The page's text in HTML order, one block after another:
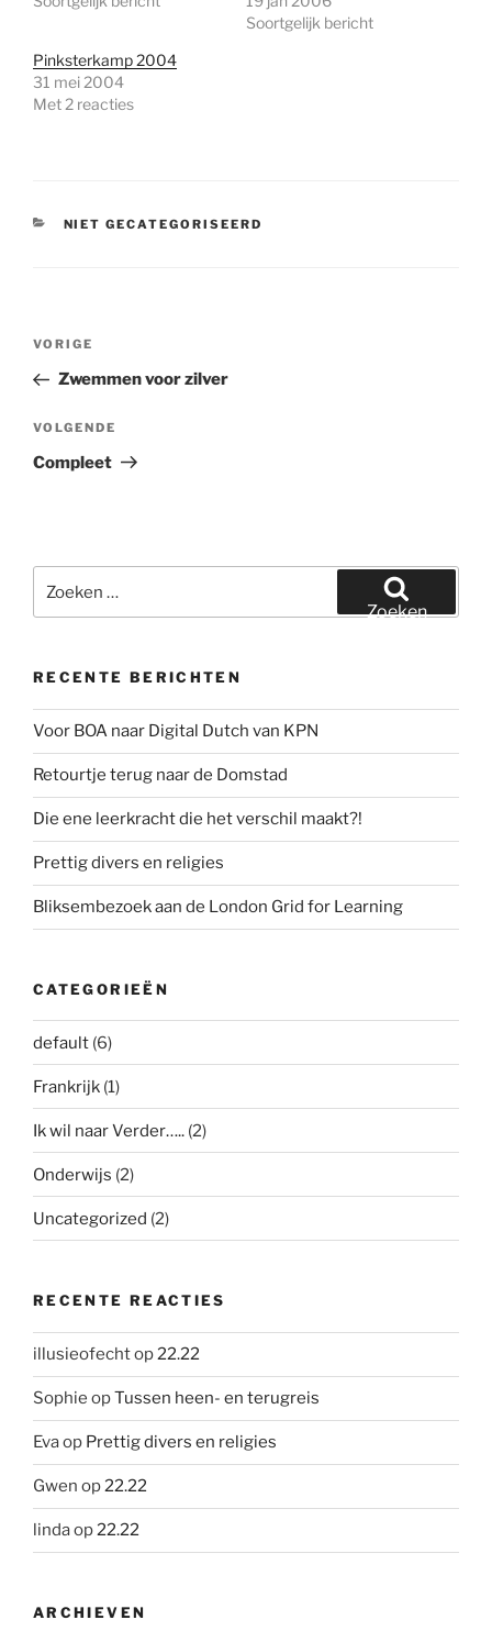
Soortgelijk bericht
Pinksterkamp 2004
31 mei 2004
Met 2 reacties
CATEGORIEËN
NIET GECATEGORISEERD
Bericht
Vorig
bericht
VORIGE
Zwemmen voor zilver
Volgend
bericht
VOLGENDE
Compleet
naar:
Zoeken
RECENTE BERICHTEN
Voor BOA naar Digital Dutch van KPN
Retourtje terug naar de Domstad
Die ene leerkracht die het verschil maakt?!
Prettig divers en religies
Bliksembezoek aan de London Grid for Learning
CATEGORIEËN
default (6)
Frankrijk (1)
Ik wil naar Verder….. (2)
Onderwijs (2)
Uncategorized (2)
RECENTE REACTIES
illusieofechtop22.22
Sophie opTussen heen- en terugreis
Evaop Prettig divers en religies
Gwen op22.22
lindaop22.22
ARCHIEVEN